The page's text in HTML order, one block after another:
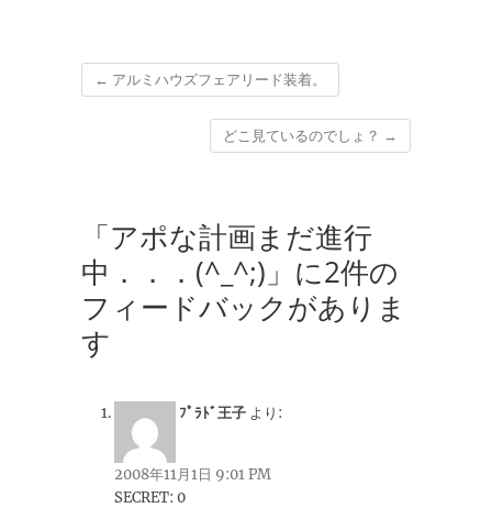
← アルミハウズフェアリード装着。
どこ見ているのでしょ？ →
「アポな計画まだ進行
中．．．(^_^;)」に2件の
フィードバックがありま
す
ﾌﾟﾗﾄﾞ王子 より:
2008年11月1日 9:01 PM
SECRET: 0